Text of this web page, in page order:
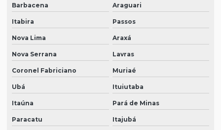
Barbacena Araguari
Itabira Passos
Nova Lima Araxá
Nova Serrana Lavras
Coronel Fabriciano Muriaé
Ubá Ituiutaba
Itaúna Pará de Minas
Paracatu Itajubá